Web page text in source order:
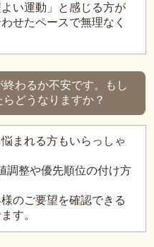
い運動」と感じる方が
せたペースで無理なく
わるか不安です。もし
どうなりますか？
まれる方もいらっしゃ
調整や優先順位の付け方
のご要望を確認できる
す。